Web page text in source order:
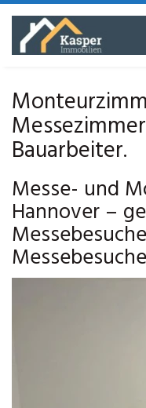
Skip
main
Bauarbeiter.
Messe- und
Hannover –